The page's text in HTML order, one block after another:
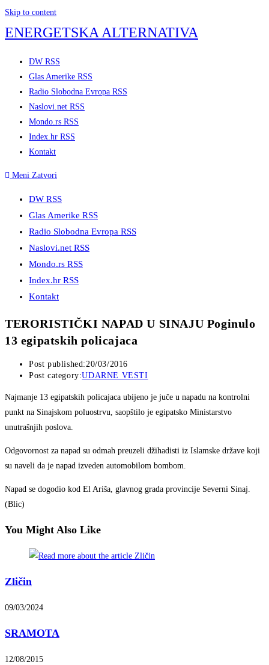
Skip to content
ENERGETSKA ALTERNATIVA
DW RSS
Glas Amerike RSS
Radio Slobodna Evropa RSS
Naslovi.net RSS
Mondo.rs RSS
Index.hr RSS
Kontakt
Meni Zatvori
DW RSS
Glas Amerike RSS
Radio Slobodna Evropa RSS
Naslovi.net RSS
Mondo.rs RSS
Index.hr RSS
Kontakt
TERORISTIČKI NAPAD U SINAJU Poginulo
13 egipatskih policajaca
Post published:20/03/2016
Post category:UDARNE VESTI
Najmanje 13 egipatskih policajaca ubijeno je juče u napadu na kontrolni
punkt na Sinajskom poluostrvu, saopštilo je egipatsko Ministarstvo
unutrašnjih poslova.
Odgovornost za napad su odmah preuzeli džihadisti iz Islamske države koji
su naveli da je napad izveden automobilom bombom.
Napad se dogodio kod El Ariša, glavnog grada provincije Severni Sinaj.
(Blic)
You Might Also Like
Zličin
09/03/2024
SRAMOTA
12/08/2015